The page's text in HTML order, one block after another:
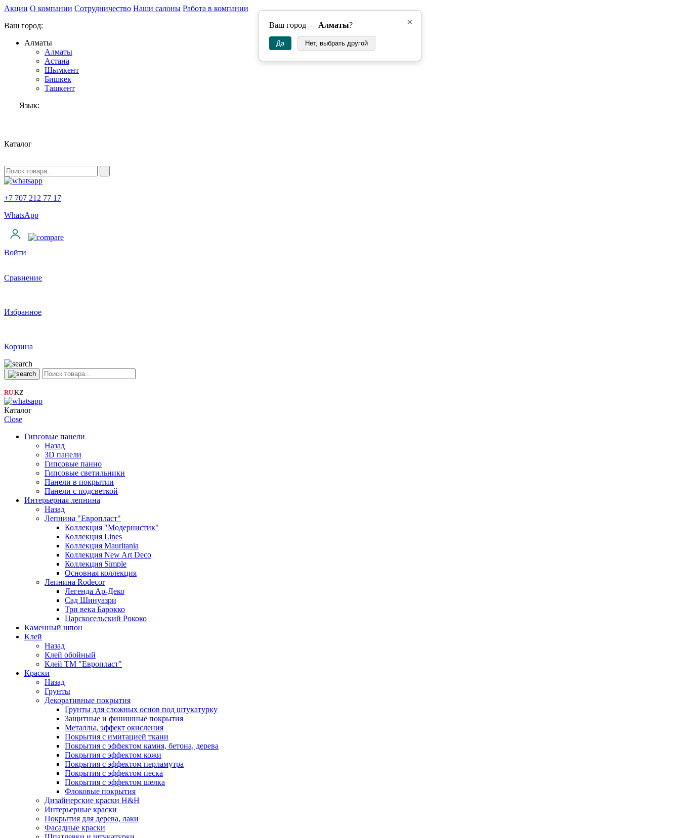
×
Ваш город — Алматы?
Да Нет, выбрать другой
Акции О компании Сотрудничество Наши салоны Работа в компании
Ваш город:
Алматы
Алматы
Астана
Шымкент
Бишкек
Ташкент
Язык:
Каталог
+7 707 212 77 17
WhatsApp
Войти
Сравнение
Избранное
Корзина
RU|KZ
Каталог
Close
Гипсовые панели
Назад
3D панели
Гипсовые панно
Гипсовые светильники
Панели в покрытии
Панели с подсветкой
Интерьерная лепнина
Назад
Лепнина "Европласт"
Коллекция "Модернистик"
Коллекция Lines
Коллекция Mauritania
Коллекция New Art Deco
Коллекция Simple
Основная коллекция
Лепнина Rodecor
Легенда Ар-Деко
Сад Шинуазри
Три века Барокко
Царскосельский Рококо
Каменный шпон
Клей
Назад
Клей обойный
Клей ТМ "Европласт"
Краски
Назад
Грунты
Декоративные покрытия
Грунты для сложных основ под штукатурку
Защитные и финишные покрытия
Металлы, эффект окисления
Покрытия с имитацией ткани
Покрытия с эффектом камня, бетона, дерева
Покрытия с эффектом кожи
Покрытия с эффектом перламутра
Покрытия с эффектом песка
Покрытия с эффектом шелка
Флоковые покрытия
Дизайнерские краски H&H
Интерьерные краски
Покрытия для дерева, лаки
Фасадные краски